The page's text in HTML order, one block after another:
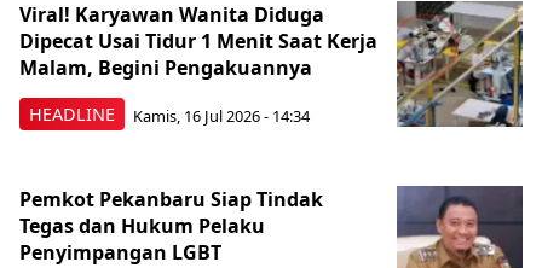
HEADLINE
Viral! Karyawan Wanita Diduga
Dipecat Usai Tidur 1 Menit Saat Kerja
Malam, Begini Pengakuannya
Kamis, 16 Jul 2026 - 14:34
Pemkot Pekanbaru Siap Tindak
Tegas dan Hukum Pelaku
Penyimpangan LGBT